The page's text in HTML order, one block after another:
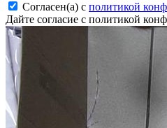
Согласен(а) с политикой
Дайте согласие с политикой